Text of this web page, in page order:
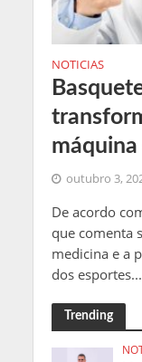
NOTICIAS
máquina
outubro 3,
De acordo
que comenta
medicina e a
dos esportes...
Trending